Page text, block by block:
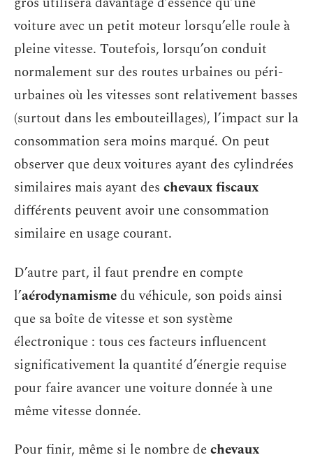
voiture avec un petit moteur lorsqu’elle roule à
pleine vitesse. Toutefois, lorsqu’on conduit
normalement sur des routes urbaines ou péri-
urbaines où les vitesses sont relativement basses
(surtout dans les embouteillages), l’impact sur la
consommation sera moins marqué. On peut
observer que deux voitures ayant des cylindrées
similaires mais ayant des chevaux fiscaux
différents peuvent avoir une consommation
similaire en usage courant.
D’autre part, il faut prendre en compte
l’aérodynamismedu véhicule, son poids ainsi
que sa boîte de vitesse et son système
électronique : tous ces facteurs influencent
significativement la quantité d’énergie requise
pour faire avancer une voiture donnée à une
même vitesse donnée.
Pour finir, même si le nombre dechevaux